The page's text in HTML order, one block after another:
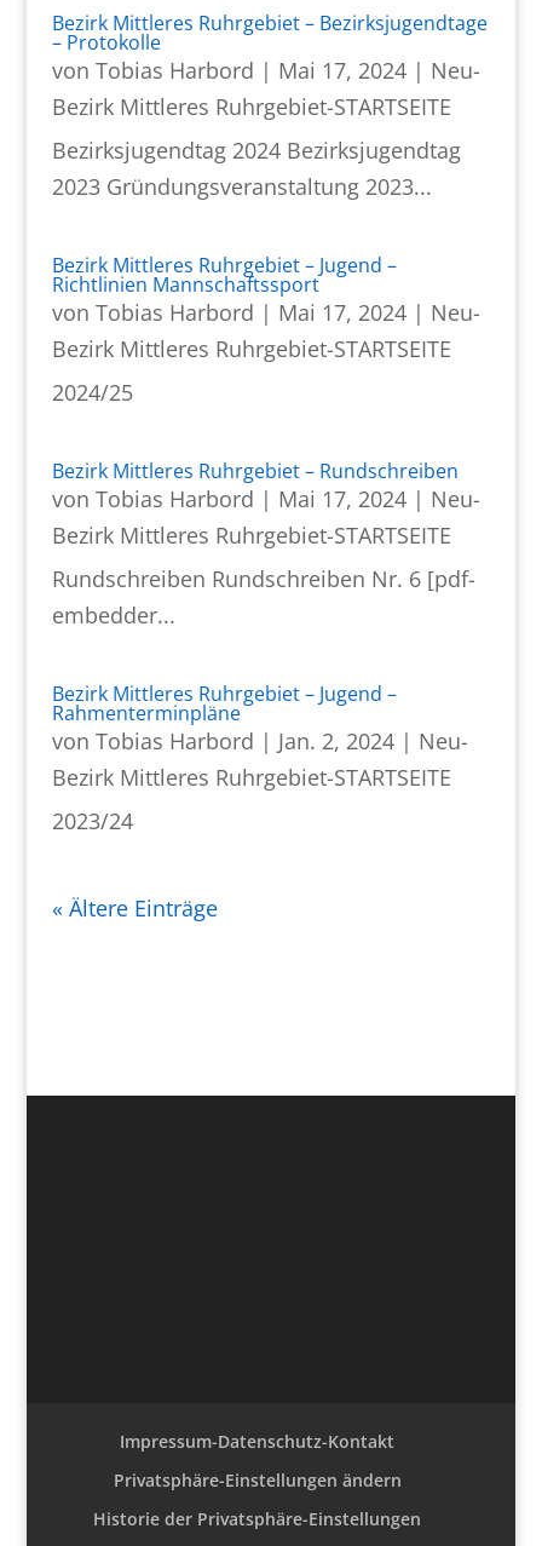
Bezirk Mittleres Ruhrgebiet – Bezirksjugendtage
– Protokolle
von Tobias Harbord | Mai 17, 2024| Neu-
Bezirk Mittleres Ruhrgebiet-STARTSEITE
Bezirksjugendtag 2024 Bezirksjugendtag
2023 Gründungsveranstaltung 2023...
Bezirk Mittleres Ruhrgebiet – Jugend –
Richtlinien Mannschaftssport
von Tobias Harbord | Mai 17, 2024| Neu-
Bezirk Mittleres Ruhrgebiet-STARTSEITE
2024/25
Bezirk Mittleres Ruhrgebiet – Rundschreiben
von Tobias Harbord | Mai 17, 2024| Neu-
Bezirk Mittleres Ruhrgebiet-STARTSEITE
Rundschreiben Rundschreiben Nr. 6 [pdf-
embedder...
Bezirk Mittleres Ruhrgebiet – Jugend –
Rahmenterminpläne
von Tobias Harbord | Jan. 2, 2024| Neu-
Bezirk Mittleres Ruhrgebiet-STARTSEITE
2023/24
« Ältere Einträge
Impressum-Datenschutz-Kontakt
Privatsphäre-Einstellungen ändern
Historie der Privatsphäre-Einstellungen